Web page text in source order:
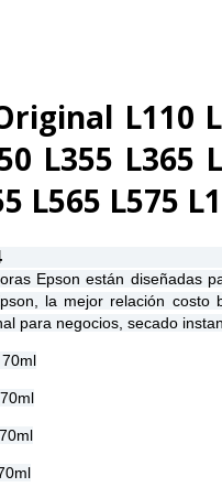
L110
L355 L365
L565 L575
Epson están diseñadas
la mejor relación
para negocios, secado